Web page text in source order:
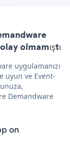
olmamıştı
uygulamanızı
uyun ve Event-
Demandware
on